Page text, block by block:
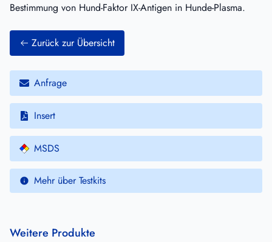
Bestimmung von Hund-Faktor IX-Antigen in Hunde-Plasma.
Zurück zur Übersicht
Anfrage
Insert
MSDS
Mehr über Testkits
Weitere Produkte